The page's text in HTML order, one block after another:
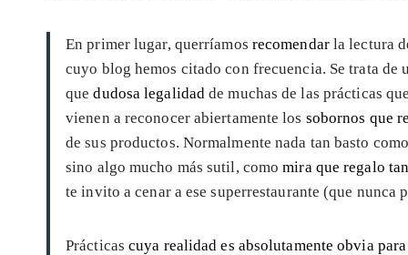
En primer lugar, querríamos recomendar la lectura
cuyo blog hemos citado con frecuencia. Se trata
quedudosa legalidad de muchas de las prácticas
vienen a reconocer abiertamente los sobornos que
de sus productos. Normalmente nada tan basto
sino algo mucho más sutil, comomira que regalo
te invito a cenar a ese superrestaurante (que nunca
Prácticascuya realidad es absolutamente obvia